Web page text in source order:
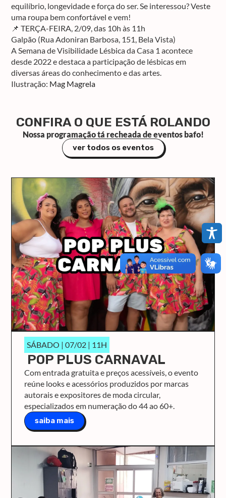
equilíbrio, longevidade e força do ser. Se interessou? Veste
uma roupa bem confortável e vem!
📌 TERÇA-FEIRA, 2/09, das 10h às 11h
Galpão (Rua Adoniran Barbosa, 151, Bela Vista)
A Semana de Visibilidade Lésbica da Casa 1 acontece
desde 2022 e destaca a participação de lésbicas em
diversas áreas do conhecimento e das artes.
Ilustração: Mag Magrela
CONFIRA O QUE ESTÁ ROLANDO
Nossa programação tá recheada de eventos bafo!
ver todos os eventos
SÁBADO | 07/02 | 11H
POP PLUS CARNAVAL
Com entrada gratuita e preços acessíveis, o evento
reúne looks e acessórios produzidos por marcas
autorais e expositores de moda circular,
especializados em numeração do 44 ao 60+.
saiba mais